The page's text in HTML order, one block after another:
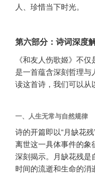
人、珍惜当下时光。
第六部分：诗词深度
《和友人伤歌姬》不
是一首蕴含深刻哲理
读这首诗，我们可以从
一、人生无常与自然规律
诗的开篇即以“月缺花
离世这一具体事件的象
深刻揭示。月缺花残是
时间的流逝和生命的